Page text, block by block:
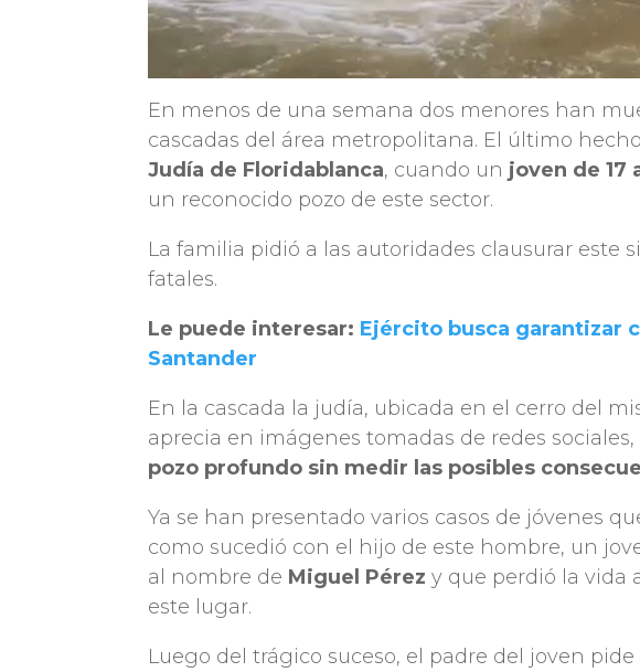
En menos de una semana dos menores han
cascadas del área metropolitana. El último
Judía de Floridablanca, cuando un joven de 17
un reconocido pozo de este sector.
La familia pidió a las autoridades clausurar este
fatales.
Le puede interesar: Ejército busca garantizar
Santander
En la cascada la judía, ubicada en el cerro del
aprecia en imágenes tomadas de redes sociales,
pozo profundo sin medir las posibles
Ya se han presentado varios casos de jóvenes
como sucedió con el hijo de este hombre, un
al nombre de Miguel Pérez y que perdió la vida
este lugar.
Luego del trágico suceso, el padre del joven